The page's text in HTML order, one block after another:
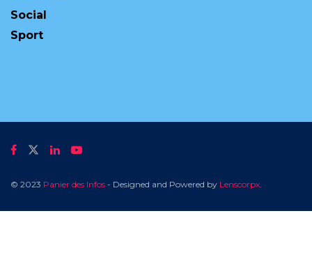
Social
Sport
© 2023 Panier des Infos - Designed and Powered by Lenscorpx